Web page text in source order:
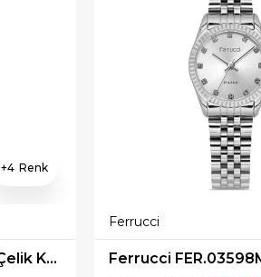
4
Ferrucci FER.03759M.01 Çelik Kordon Kadın Kol Saati
Ferrucci